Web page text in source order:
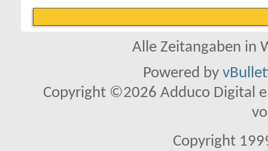
Alle Zeitangaben in
Powered by
Copyright ©2026 Adduco Digital
Copyright